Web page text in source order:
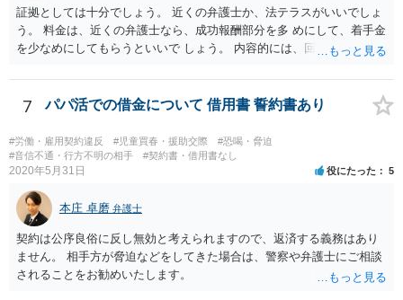
証拠としては十分でしょう。 近くの弁護士か、法テラスがいいでしょ
う。 料金は、近くの弁護士なら、成功報酬部分を多 めにして、着手金
を少なめにしてもらうといいで しょう。 内容的には、回収見込みがあ
7 パパ活での借金について 借用書 誓約書あり
#労働・雇用契約違反 #児童買春・援助交際
#恐喝・脅迫
#音信不通・行方不明の相手
#契約書・借用書なし
2020年5月31日 役にたった 5
本庄 卓磨 弁護士
契約は公序良俗に反し無効と考えられますので、返済する義務はあり
ません。 相手方が脅迫などをしてきた場合は、警察や弁護士にご相談
されることをお勧めいたします。